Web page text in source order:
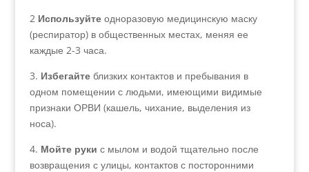
2 Используйтеодноразовую медицинскую маску
(респиратор) в общественных местах, меняя ее
каждые 2-3 часа.
3. Избегайтеблизких контактов и пребывания в
одном помещении с людьми, имеющими видимые
признаки ОРВИ (кашель, чихание, выделения из
носа).
4. Мойте руки с мылом и водой тщательно после
возвращения с улицы, контактов с посторонними